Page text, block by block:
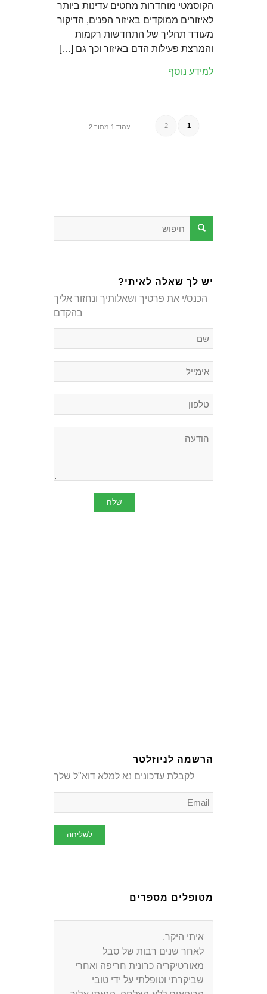
הקוסמטי מוחדרות מחטים עדינות ביותר
לאיזורים ממוקדים באיזור הפנים, הדיקור
מעודד תהליך של התחדשות רקמות
והמרצת פעילות הדם באיזור וכך גם […]
למידע נוסף
עמוד 1 מתוך 2 1
2
יש לך שאלה לאיתי?
הכנס/י את פרטיך ושאלותיך ונחזור אליך
בהקדם
הרשמה לניוזלטר
לקבלת עדכונים נא למלא דוא"ל שלך
מטופלים מספרים
כשאומרים שמטפל טוב הוא מטפל
לחיים, מתכוונים אליך!
תודה על שהחזרת לנו את האנרגיות
שהיו חסרות לנו, תודה על הצבע